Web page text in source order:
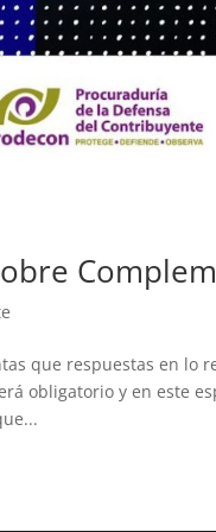
que respuestas en
obligatorio y en este